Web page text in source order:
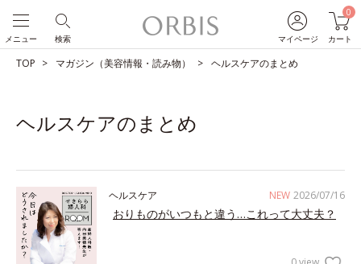
マイページ
0
カート
検索
メニュー
TOP マガジン（美容情報・読み物） ヘルスケアのまとめ
ヘルスケアのまとめ
NEW 2026/07/16
ヘルスケア
おりものがいつもと違う…これって大丈夫？